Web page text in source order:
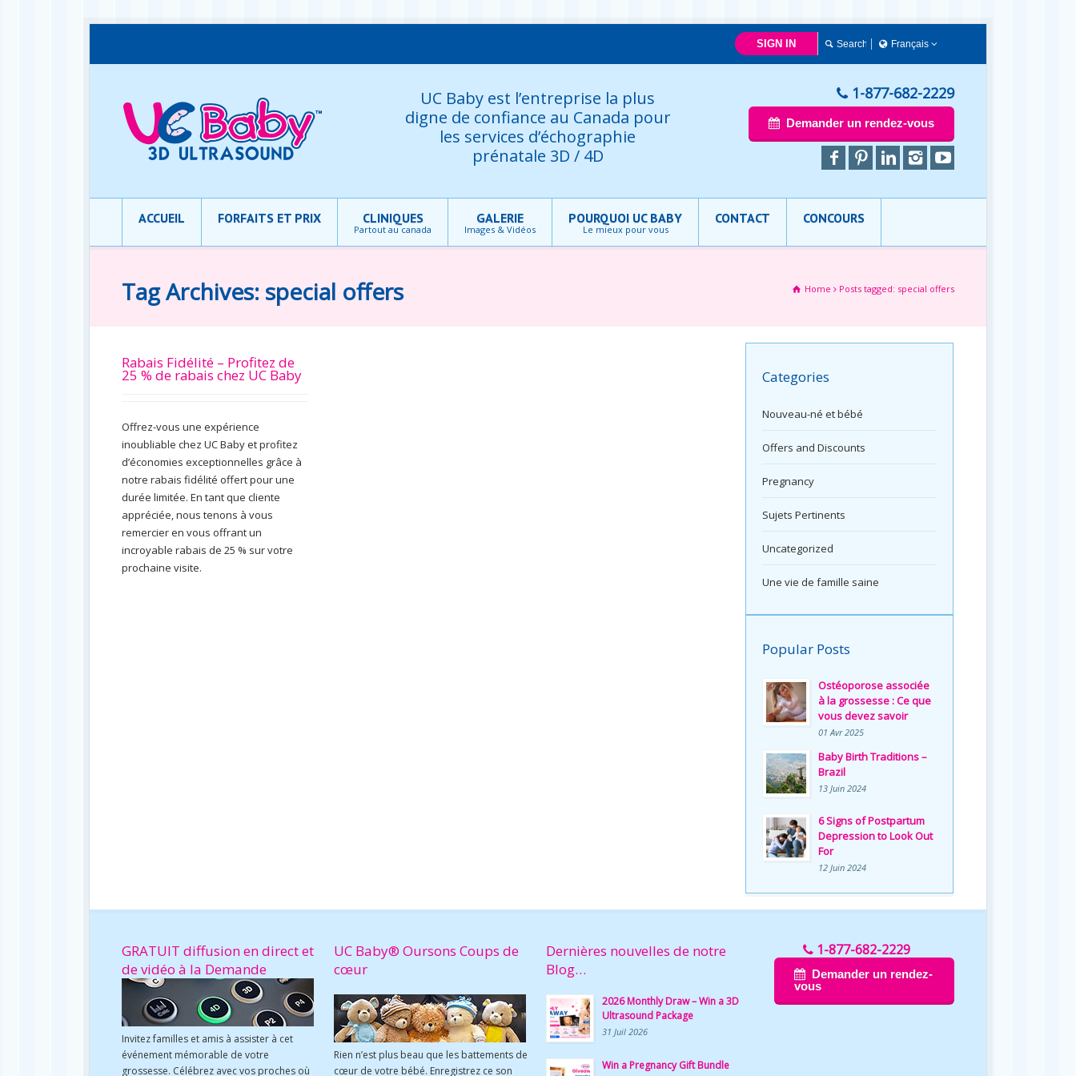
SIGN IN
Français
Français
English
UC Baby est l’entreprise la plus
digne de confiance au Canada pour
les services d’échographie
prénatale 3D / 4D
1-877-682-2229
Demander un rendez-vous
ACCUEIL FORFAITS ET PRIX CLINIQUES
Partout au canada
GALERIE
Images & Vidéos
POURQUOI UC BABY
Le mieux pour vous
CONTACT CONCOURS
Tag Archives: special offers Home Posts tagged: special offers
Rabais Fidélité – Profitez de
25 % de rabais chez UC Baby
Offrez-vous une expérience
inoubliable chez UC Baby et profitez
d’économies exceptionnelles grâce à
notre rabais fidélité offert pour une
durée limitée. En tant que cliente
appréciée, nous tenons à vous
remercier en vous offrant un
incroyable rabais de 25 % sur votre
prochaine visite.
Categories
Nouveau-né et bébé
Offers and Discounts
Pregnancy
Sujets Pertinents
Uncategorized
Une vie de famille saine
Popular Posts
Ostéoporose associée
à la grossesse : Ce que
vous devez savoir
01 Avr 2025
Baby Birth Traditions –
Brazil
13 Juin 2024
6 Signs of Postpartum
Depression to Look Out
For
12 Juin 2024
GRATUIT diffusion en direct et
de vidéo à la Demande
Invitez familles et amis à assister à cet
événement mémorable de votre
grossesse. Célébrez avec vos proches où
UC Baby® Oursons Coups de
cœur
Rien n’est plus beau que les battements de
cœur de votre bébé. Enregistrez ce son
Dernières nouvelles de notre
Blog…
2026 Monthly Draw – Win a 3D
Ultrasound Package
31 Juil 2026
Win a Pregnancy Gift Bundle
1-877-682-2229
Demander un rendez-
vous